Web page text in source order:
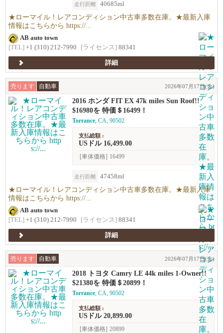
走行距離 40685ml
★ローマイル！レアコンディション中古車多数在庫。★最新入庫
情報はこちらから https://...
AB auto town
[TEL] +1 (310) 212-7990 [ライセンス] 88341
詳細
売ります 自動車 2026年07月17日(金)
2016 ホンダ FIT EX 47k miles Sun Roof!!
$16980を 特価＄16499！
Torrance, CA, 90502
支払総額 :
USドル 16,499.00
[車体価格] 16499
走行距離 47458ml
★ローマイル！レアコンディション中古車多数在庫。★最新入庫
情報はこちらから https://...
AB auto town
[TEL] +1 (310) 212-7990 [ライセンス] 88341
詳細
売ります 自動車 2026年07月17日(金)
2018 トヨタ Camry LE 44k miles 1-Owner!!
$21380を 特価＄20899！
Torrance, CA, 90502
支払総額 :
USドル 20,899.00
[車体価格] 20899